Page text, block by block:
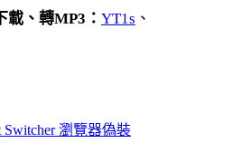
載、轉MP3： YT1s 、
Switcher 瀏覽器偽裝